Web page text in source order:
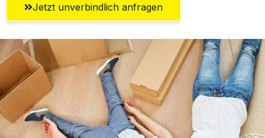
Jetzt unverbindlich anfragen